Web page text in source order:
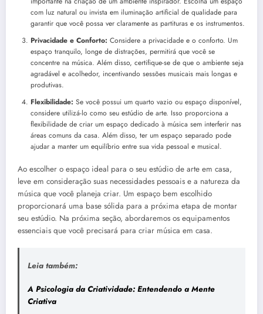
com luz natural ou invista em iluminação artificial de qualidade para
garantir que você possa ver claramente as partituras e os instrumentos.
Privacidade e Conforto: Considere a privacidade e o conforto. Um
espaço tranquilo, longe de distrações, permitirá que você se
concentre na música. Além disso, certifique-se de que o ambiente seja
agradável e acolhedor, incentivando sessões musicais mais longas e
produtivas.
Flexibilidade: Se você possui um quarto vazio ou espaço disponível,
considere utilizá-lo como seu estúdio de arte. Isso proporciona a
flexibilidade de criar um espaço dedicado à música sem interferir nas
áreas comuns da casa. Além disso, ter um espaço separado pode
ajudar a manter um equilíbrio entre sua vida pessoal e musical.
Ao escolher o espaço ideal para o seu estúdio de arte em casa,
leve em consideração suas necessidades pessoais e a natureza da
música que você planeja criar. Um espaço bem escolhido
proporcionará uma base sólida para a próxima etapa de montar
seu estúdio. Na próxima seção, abordaremos os equipamentos
essenciais que você precisará para criar música em casa.
Leia também:
A Psicologia da Criatividade: Entendendo a Mente
Criativa